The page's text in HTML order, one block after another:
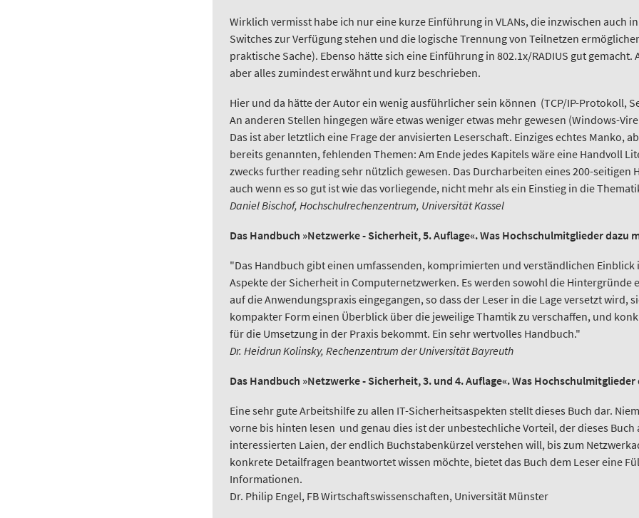
Wirklich vermisst habe ich nur eine kurze Einführung in VLANs, die inzwischen auch
Switches zur Verfügung stehen und die logische Trennung von Teilnetzen
praktische Sache). Ebenso hätte sich eine Einführung in 802.1x/RADIUS gut gemacht.
aber alles zumindest erwähnt und kurz beschrieben.
Hier und da hätte der Autor ein wenig ausführlicher sein können (TCP/IP-Protokoll,
An anderen Stellen hingegen wäre etwas weniger etwas mehr gewesen (Windows-
Das ist aber letztlich eine Frage der anvisierten Leserschaft. Einziges echtes Manko,
bereits genannten, fehlenden Themen: Am Ende jedes Kapitels wäre eine Handvoll
zwecks further reading sehr nützlich gewesen. Das Durcharbeiten eines 200-
auch wenn es so gut ist wie das vorliegende, nicht mehr als ein Einstieg in die Thematik
Daniel Bischof, Hochschulrechenzentrum, Universität Kassel
Das Handbuch »Netzwerke - Sicherheit, 5. Auflage«. Was Hochschulmitglieder dazu
"Das Handbuch gibt einen umfassenden, komprimierten und verständlichen Einblick
Aspekte der Sicherheit in Computernetzwerken. Es werden sowohl die Hintergründe
auf die Anwendungspraxis eingegangen, so dass der Leser in die Lage versetzt wird,
kompakter Form einen Überblick über die jeweilige Thamtik zu verschaffen, und
für die Umsetzung in der Praxis bekommt. Ein sehr wertvolles Handbuch."
Dr. Heidrun Kolinsky, Rechenzentrum der Universität Bayreuth
Das Handbuch »Netzwerke - Sicherheit, 3. und 4. Auflage«. Was
Eine sehr gute Arbeitshilfe zu allen IT-Sicherheitsaspekten stellt dieses Buch dar.
vorne bis hinten lesen  und genau dies ist der unbestechliche Vorteil, der dieses Buch
interessierten Laien, der endlich Buchstabenkürzel verstehen will, bis zum
konkrete Detailfragen beantwortet wissen möchte, bietet das Buch dem Leser eine
Informationen.
Dr. Philip Engel, FB Wirtschaftswissenschaften, Universität Münster